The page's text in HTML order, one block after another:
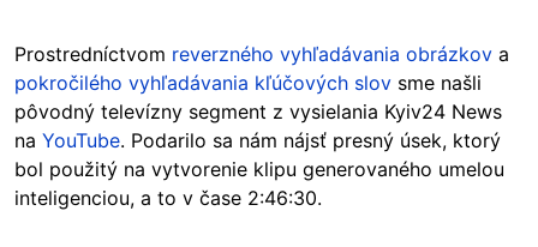
Prostredníctvom reverzného vyhľadávania obrázkov a
pokročilého vyhľadávania kľúčových slov sme našli
pôvodný televízny segment z vysielania Kyiv24 News
na YouTube. Podarilo sa nám nájsť presný úsek, ktorý
bol použitý na vytvorenie klipu generovaného umelou
inteligenciou, a to v čase 2:46:30.